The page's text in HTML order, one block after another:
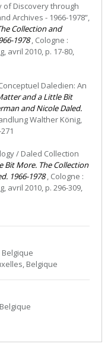
of Discovery through
Archives - 1966-1978”,
Collection and
1978, Cologne :
avril 2010, p. 17-80,
Daledien: An
and a Little Bit
and Nicole Daled.
Walther König,
/ Daled Collection
Bit More. The Collection
1966-1978, Cologne :
avril 2010, p. 296-309,
Belgique